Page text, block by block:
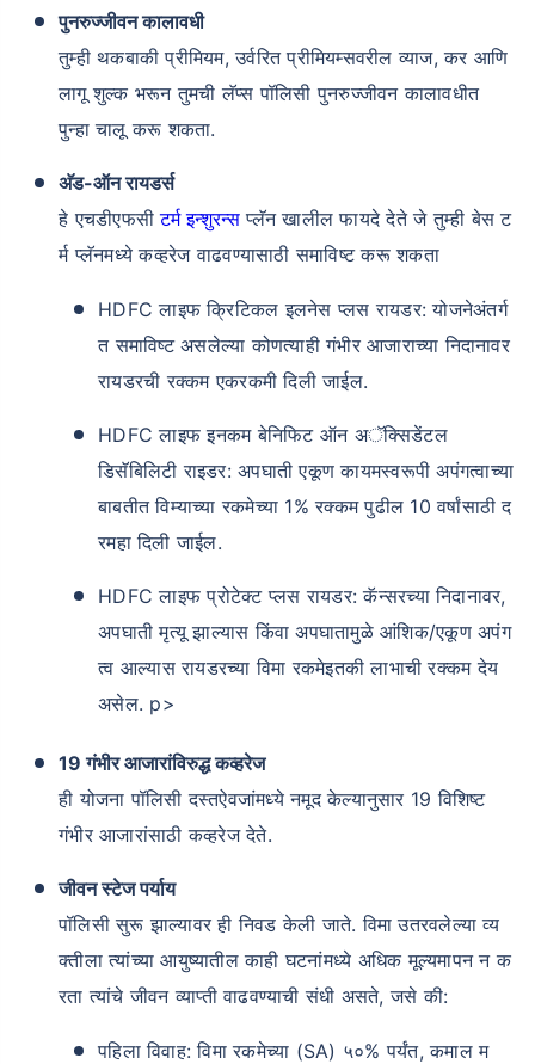
पुनरुज्जीवन कालावधी
तुम्ही थकबाकी प्रीमियम, उर्वरित प्रीमियम्सवरील व्याज, कर आणि
लागू शुल्क भरून तुमची लॅप्स पॉलिसी पुनरुज्जीवन कालावधीत
पुन्हा चालू करू शकता.
अ‍ॅड-ऑन रायडर्स
हे एचडीएफसीटर्म इन्शुरन्सप्लॅन खालील फायदे देते जे तुम्ही बेस ट
र्म प्लॅनमध्ये कव्हरेज वाढवण्यासाठी समाविष्ट करू शकता
HDFC लाइफ क्रिटिकल इलनेस प्लस रायडर: योजनेअंतर्ग
त समाविष्ट असलेल्या कोणत्याही गंभीर आजाराच्या निदानावर
रायडरची रक्कम एकरकमी दिली जाईल.
HDFC लाइफ इनकम बेनिफिट ऑन अॅक्सिडेंटल
डिसॅबिलिटी राइडर: अपघाती एकूण कायमस्वरूपी अपंगत्वाच्या
बाबतीत विम्याच्या रकमेच्या 1% रक्कम पुढील 10 वर्षांसाठी द
रमहा दिली जाईल.
HDFC लाइफ प्रोटेक्ट प्लस रायडर: कॅन्सरच्या निदानावर,
अपघाती मृत्यू झाल्यास किंवा अपघातामुळे आंशिक/एकूण अपंग
त्व आल्यास रायडरच्या विमा रकमेइतकी लाभाची रक्कम देय
असेल. p>
19 गंभीर आजारांविरुद्ध कव्हरेज
ही योजना पॉलिसी दस्तऐवजांमध्ये नमूद केल्यानुसार 19 विशिष्ट
गंभीर आजारांसाठी कव्हरेज देते.
जीवन स्टेज पर्याय
पॉलिसी सुरू झाल्यावर ही निवड केली जाते. विमा उतरवलेल्या व्य
क्तीला त्यांच्या आयुष्यातील काही घटनांमध्ये अधिक मूल्यमापन न क
रता त्यांचे जीवन व्याप्ती वाढवण्याची संधी असते, जसे की:
पहिला विवाह: विमा रकमेच्या (SA) ५०% पर्यंत, कमाल म